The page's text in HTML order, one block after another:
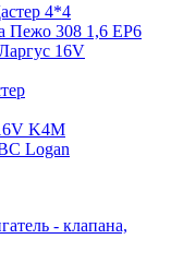
4*4
Пежо 308 1,6 EP6
16V
K4M
Logan
- клапана,